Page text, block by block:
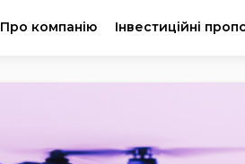
Про компанію Інвестиційні